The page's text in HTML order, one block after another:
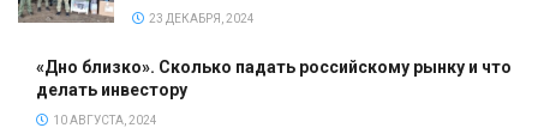
23 ДЕКАБРЯ, 2024
«Дно близко». Сколько падать российскому рынку и что
делать инвестору
10 АВГУСТА, 2024